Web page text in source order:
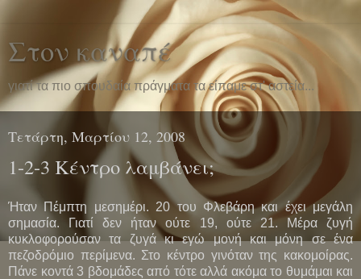
Στον καναπέ
γιατί τα πιο σπουδαία πράγματα τα είπαμε στ' αστεία...
Τετάρτη, Μαρτίου 12, 2008
1-2-3 Κέντρο λαμβάνει;
Ήταν Πέμπτη μεσημέρι. 20 του Φλεβάρη και έχει μεγάλη
σημασία. Γιατί δεν ήταν ούτε 19, ούτε 21. Μέρα ζυγή
κυκλοφορούσαν τα ζυγά κι εγώ μονή και μόνη σε ένα
πεζοδρόμιο περίμενα. Στο κέντρο γινόταν της κακομοίρας.
Πάνε κοντά 3 βδομάδες από τότε αλλά ακόμα το θυμάμαι και